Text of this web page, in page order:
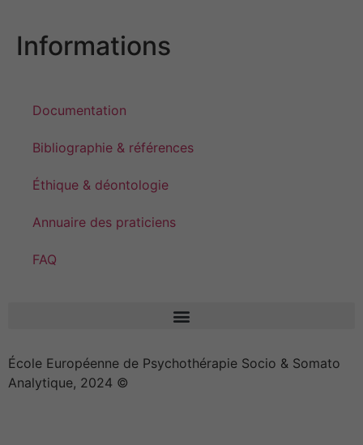
Informations
Documentation
Bibliographie & références
Éthique & déontologie
Annuaire des praticiens
FAQ
École Européenne de Psychothérapie Socio & Somato
Analytique, 2024 ©